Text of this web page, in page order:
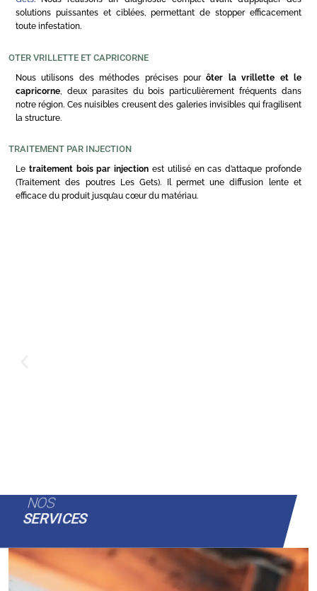
solutions puissantes et ciblées, permettant de stopper efficacement
toute infestation.
OTER VRILLETTE ET CAPRICORNE
Nous utilisons des méthodes précises pourôter la vrillette et le
capricorne , deux parasites du bois particulièrement fréquents dans
notre région. Ces nuisibles creusent des galeries invisibles qui fragilisent
la structure.
TRAITEMENT PAR INJECTION
Le traitement bois par injection est utilisé en cas d’attaque profonde
(Traitement des poutres Les Gets). Il permet une diffusion lente et
efficace du produit jusqu’au cœur du matériau.
NOS
SERVICES